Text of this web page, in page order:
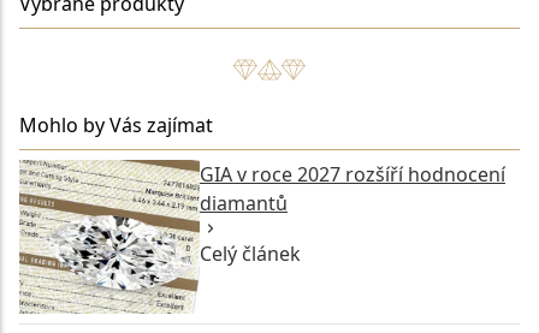
Mohlo by Vás zajímat
GIA v roce 2027 rozšíří hodnocení
diamantů
Celý článek